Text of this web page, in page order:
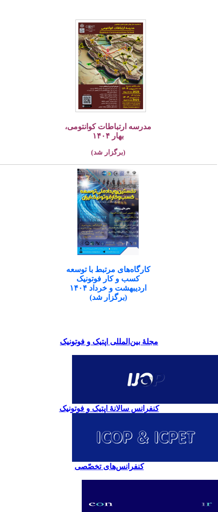
مدرسه ارتباطات کوانتومی،
بهار ۱۴۰۴
(برگزار شد)
کارگاه‌های مرتبط با توسعه
کسب و کار فوتونیک
اردیبهشت و خرداد ۱۴۰۴
(برگزار شد)
مجلۀ بین‌المللی اپتیک و فوتونیک
کنفرانس سالانۀ اپتیک و فوتونیک
کنفرانس‌های تخصّصی